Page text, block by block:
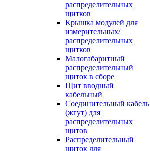
распределительных
щитков
Крышка модулей для
измерительных/
распределительных
щитков
Малогабаритный
распределительный
щиток в сборе
Щит вводный
кабельный
Соединительный кабель
(жгут) для
распределительных
щитов
Распределительный
щиток для